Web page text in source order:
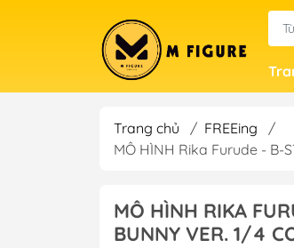
Trang chủ / FREEing
/
MÔ HÌNH Rika Furude - B-
MÔ HÌNH RIKA
BUNNY VER. 1/4